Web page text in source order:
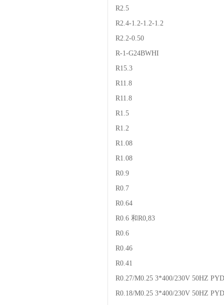
R2.5
R2.4-1.2-1.2-1.2
R2.2-0.50
R-1-G24BWHI
R15.3
R11.8
R11.8
R1.5
R1.2
R1.08
R1.08
R0.9
R0.7
R0.64
R0.6 和R0,83
R0.6
R0.46
R0.41
R0.27/M0.25 3*400/230V 50HZ PYD
R0.18/M0.25 3*400/230V 50HZ PYD